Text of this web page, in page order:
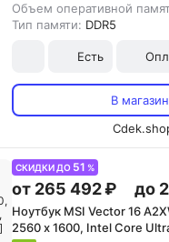
Объем оперативной
Тип памяти: DDR5
Есть
В магазин
СКИДКИ ДО 51 %
от 265 492 ₽ до
Ноутбук MSI Vector 16
2560 x 1600, Intel Core